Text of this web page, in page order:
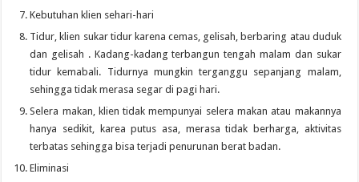
Kebutuhan klien sehari-hari
Tidur, klien sukar tidur karena cemas, gelisah, berbaring atau duduk
dan gelisah . Kadang-kadang terbangun tengah malam dan sukar
tidur kemabali. Tidurnya mungkin terganggu sepanjang malam,
sehingga tidak merasa segar di pagi hari.
Selera makan, klien tidak mempunyai selera makan atau makannya
hanya sedikit, karea putus asa, merasa tidak berharga, aktivitas
terbatas sehingga bisa terjadi penurunan berat badan.
Eliminasi